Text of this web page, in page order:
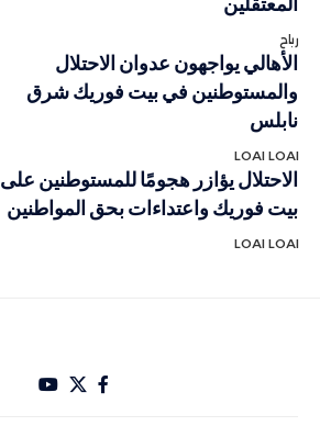
رباح
الأهالي يواجهون عدوان الاحتلال
والمستوطنين في بيت فوريك شرق
نابلس
LOAI LOAI
الاحتلال يؤازر هجومًا للمستوطنين على
بيت فوريك واعتداءات بحق المواطنين
LOAI LOAI